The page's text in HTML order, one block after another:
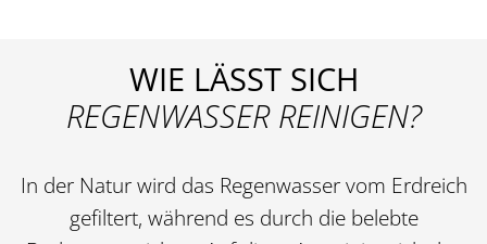
WIE LÄSST SICH
REGENWASSER REINIGEN?
In der Natur wird das Regenwasser vom Erdreich
gefiltert, während es durch die belebte